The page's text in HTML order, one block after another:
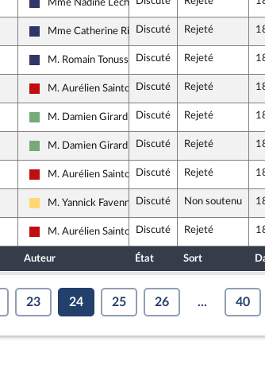
Rassemblement National
Mme Nadine Lechon
Rassemblement National
Mme Catherine Rimbert
Discuté Rejeté
Rassemblement National
M. Romain Tonussi Discuté Rejeté
La France insoumise - Nouveau Front Populaire
M. Aurélien SaintoulDiscuté Rejeté
Écologiste et Social
M. Damien Girard Discuté Rejeté
Écologiste et Social
M. Damien Girard Discuté Rejeté
La France insoumise - Nouveau Front Populaire
M. Aurélien SaintoulDiscuté Rejeté
Libertés, Indépendants, Outre-mer et Territoires
M. Yannick Favennec-Bécot
Discuté Non soutenu
La France insoumise - Nouveau Front Populaire
M. Aurélien SaintoulDiscuté Rejeté
Auteur État Sort
23 24 25 26 ... 40